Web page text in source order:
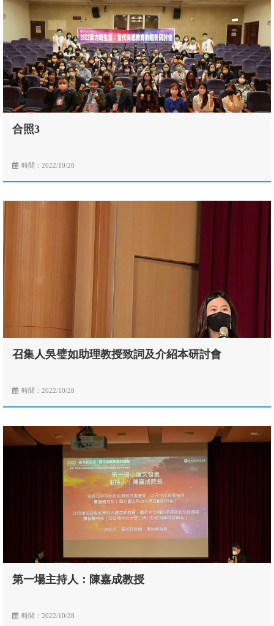
合照3
時間：2022/10/28
召集人吳璧如助理教授致詞及介紹本研討會
時間：2022/10/28
第一場主持人：陳嘉成教授
時間：2022/10/28